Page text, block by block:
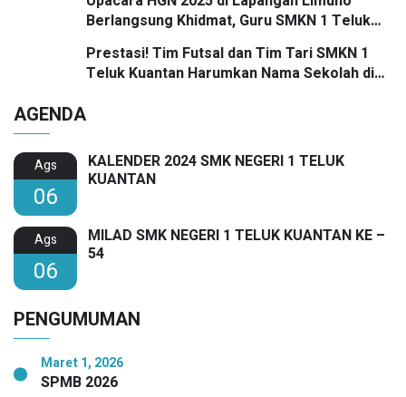
Berlangsung Khidmat, Guru SMKN 1 Teluk
Prestasi! Tim Futsal dan Tim Tari SMKN 1
Teluk Kuantan Harumkan Nama Sekolah di
AGENDA
Ags
06
KALENDER 2024 SMK NEGERI 1 TELUK
KUANTAN
Ags
06
MILAD SMK NEGERI 1 TELUK KUANTAN KE –
54
PENGUMUMAN
Maret 1, 2026
SPMB 2026